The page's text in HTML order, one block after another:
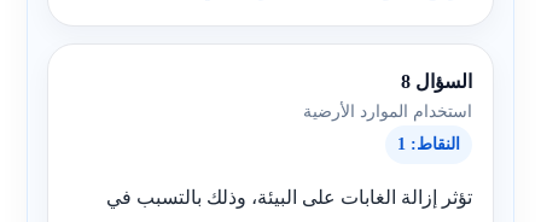
السؤال 8
استخدام الموارد الأرضية
النقاط: 1
تؤثر إزالة الغابات على البيئة، وذلك بالتسبب في